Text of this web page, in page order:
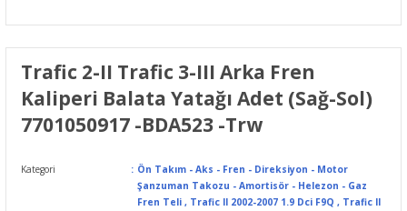
Trafic 2-II Trafic 3-III Arka Fren
Kaliperi Balata Yatağı Adet (Sağ-Sol)
7701050917 -BDA523 -Trw
Kategori
Ön Takım - Aks - Fren - Direksiyon - Motor
Şanzuman Takozu - Amortisör - Helezon - Gaz
Fren Teli , Trafic II 2002-2007 1.9 Dci F9Q , Trafic II